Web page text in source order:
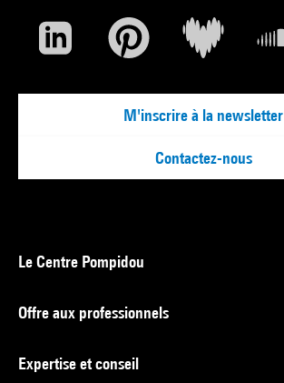
M'inscrire à la newsletter
Contactez-nous
Le Centre Pompidou
Offre aux professionnels
Expertise et conseil